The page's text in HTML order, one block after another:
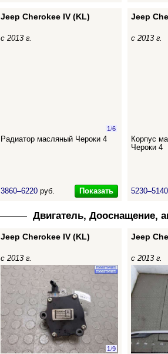
Jeep Cherokee IV (KL)
с 2013 г.
1/6
Радиатор масляный Чероки 4
3860–6220 руб. Показать
Jeep
с 2013 г.
Корпус
Чероки 4
5230–5140
Двигатель, Дооснащение,
Jeep Cherokee IV (KL)
с 2013 г.
1/9
Jeep
с 2013 г.